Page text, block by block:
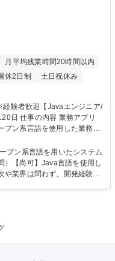
月平均残業時間20時間以内
休2日制 土日祝休み
アプリ
プン系言語を使用した業務系
要件定義や基本設計の上流
す。 ■詳細：官公
て、数名から１０名前後の
15年以上の深い関係性があ
アアップ可/年休120日
プン系言語を用いたシステム
）【尚可】Java言語を使用し
業界は問わず、開発経験を
・資格 学歴：